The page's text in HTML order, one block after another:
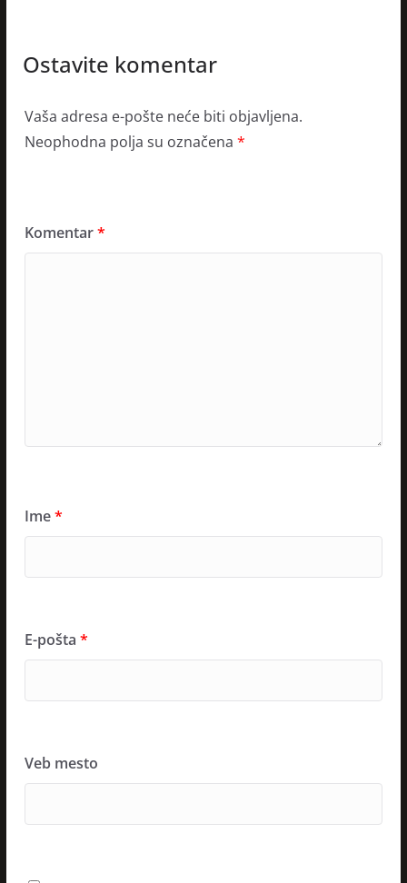
Ostavite komentar
Vaša adresa e-pošte neće biti objavljena.
Neophodna polja su označena *
Komentar*
Ime*
E-pošta *
Veb mesto